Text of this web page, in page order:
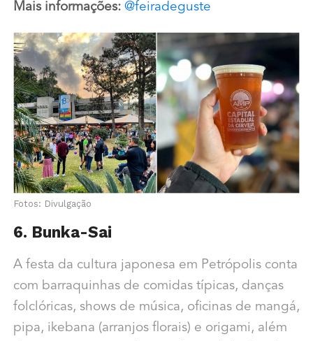
Mais informações: @feiradeguste
Fotos: Divulgação
6. Bunka-Sai
A festa da cultura japonesa em Petrópolis conta
com barraquinhas de comidas típicas, danças
folclóricas, shows de música, oficinas de mangá,
pipa, ikebana (arranjos florais) e origami, além